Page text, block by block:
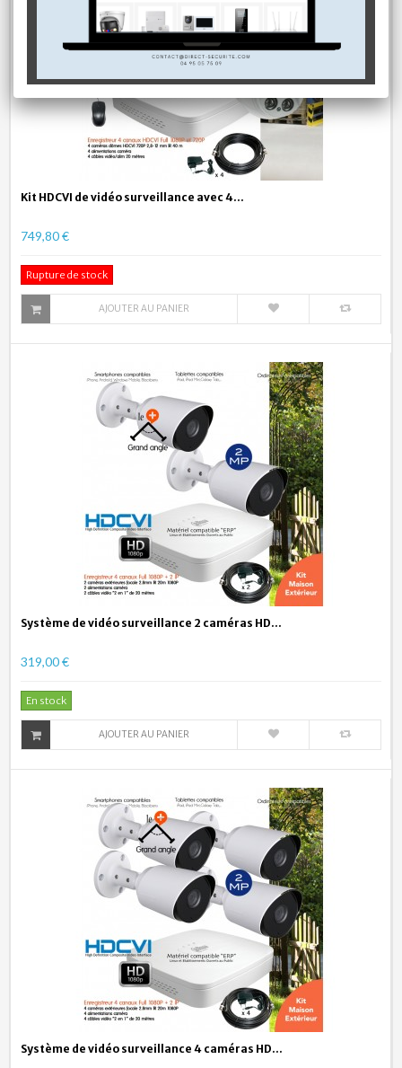
Kit HDCVI de vidéo surveillance avec 4...
749,80 €
Rupture de stock
AJOUTER AU PANIER
Système de vidéo surveillance 2 caméras HD...
319,00 €
En stock
AJOUTER AU PANIER
Système de vidéo surveillance 4 caméras HD...